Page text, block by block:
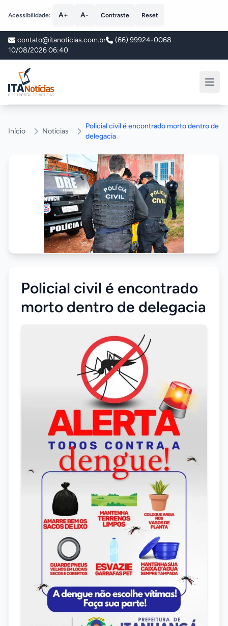
Acessibilidade: A+ A- Contraste Reset
contato@itanoticias.com.br
(66) 99924-0068
10/08/2026 06:40
ITA Notícias
Início Notícias
Policial civil é encontrado morto dentro de
delegacia
Policial civil é encontrado
morto dentro de delegacia